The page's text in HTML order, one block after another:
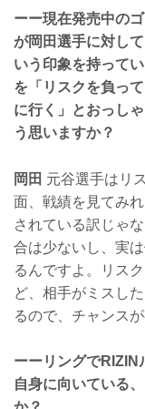
ーー現在発売中の
が岡田選手に対し
いう印象を持って
を「リスクを負っ
に行く」とおっし
う思いますか？
岡田 元谷選手はリ
面、戦績を見てみ
されている訳じゃ
合は少ないし、実
るんですよ。リス
ど、相手がミスし
るので、チャンス
ーーリングでRIZIN
自身に向いている